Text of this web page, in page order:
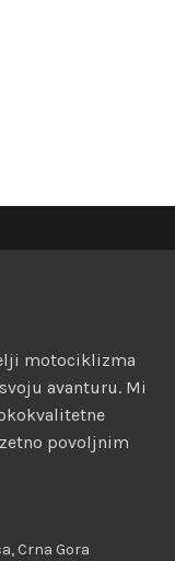
motociklizma
avanturu. Mi
povoljnim
Crna Gora